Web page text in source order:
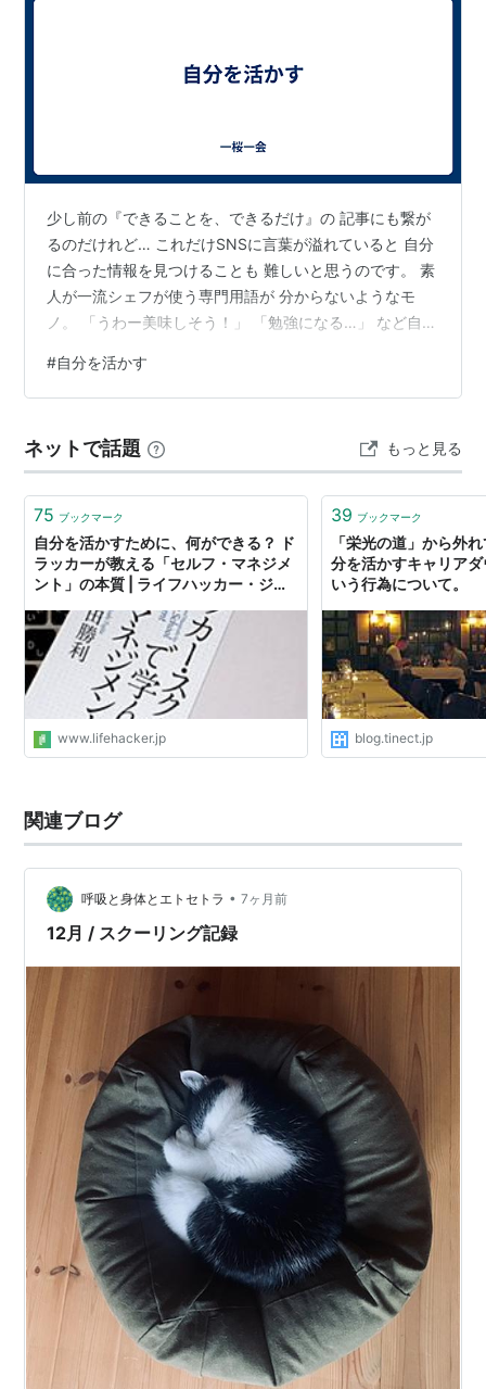
少し前の『できることを、できるだけ』の 記事にも繋が
るのだけれど… これだけSNSに言葉が溢れていると 自分
に合った情報を見つけることも 難しいと思うのです。 素
人が一流シェフが使う専門用語が 分からないようなモ
ノ。 「うわー美味しそう！」 「勉強になる…」 など自分
いを理解しないで 「どうして私は料理が下手なんだろ
う？」 と比べても仕方ないことで落ち込んだり 「自分に
な思考になると マイナスになって。 同じ『何が足りない
のか？』と思っても 現状で自分にできることを探すよう
に動けば プラス…
#自分を活かす
ネットで話題 もっと見る
75 ブックマーク
自分を活かすために、何ができる？ ド
ラッカーが教える「セルフ・マネジメ
ント」の本質 | ライフハッカー・ジャ
www.lifehacker.jp
39 ブックマーク
「栄光の道」から外
分を活かすキャリア
いう行為について。
blog.tinect.jp
関連ブログ
呼吸と身体とエトセトラ • 7ヶ月前
12月 / スクーリング記録